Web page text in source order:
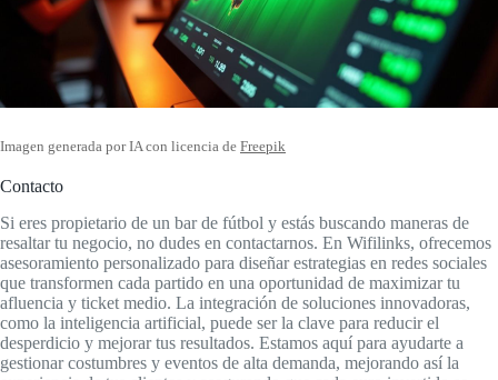
Imagen generada por IA con licencia de Freepik
Contacto
Si eres propietario de un bar de fútbol y estás buscando maneras de
resaltar tu negocio, no dudes en contactarnos. En Wifilinks, ofrecemos
asesoramiento personalizado para diseñar estrategias en redes sociales
que transformen cada partido en una oportunidad de maximizar tu
afluencia y ticket medio. La integración de soluciones innovadoras,
como la inteligencia artificial, puede ser la clave para reducir el
desperdicio y mejorar tus resultados. Estamos aquí para ayudarte a
gestionar costumbres y eventos de alta demanda, mejorando así la